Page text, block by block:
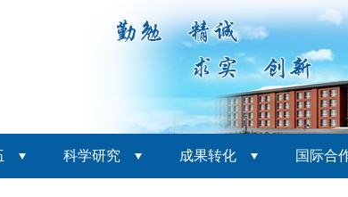
科学研究 成果转化 国际合